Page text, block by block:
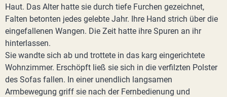
Haut. Das Alter hatte sie durch tiefe Furchen gezeichnet,
Falten betonten jedes gelebte Jahr. Ihre Hand strich über die
eingefallenen Wangen. Die Zeit hatte ihre Spuren an ihr
hinterlassen.
Sie wandte sich ab und trottete in das karg eingerichtete
Wohnzimmer. Erschöpft ließ sie sich in die verfilzten Polster
des Sofas fallen. In einer unendlich langsamen
Armbewegung griff sie nach der Fernbedienung und